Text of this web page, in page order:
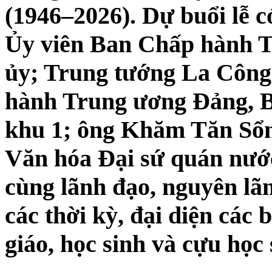
(1946–2026). Dự buổi lễ
Ủy viên Ban Chấp hành
ủy; Trung tướng La
hành Trung ương Đảng,
khu 1; ông Khăm Tăn
Văn hóa Đại sứ quán
cùng lãnh đạo, nguyên
các thời kỳ, đại diện các
giáo, học sinh và cựu